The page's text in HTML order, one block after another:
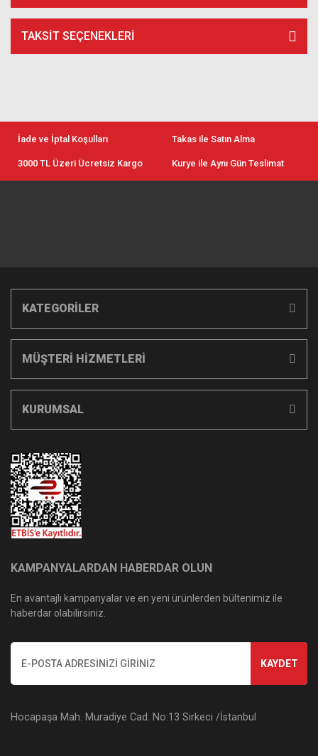
TAKSIT SEÇENEKLERI
İade ve İptal Koşulları Takas ile Satın Alma
3000 TL Üzeri Ücretsiz Kargo Kurye ile Aynı Gün Teslimat
KATEGORİLER
MÜŞTERİ HİZMETLERİ
KURUMSAL
KAMPANYALARDAN HABERDAR OLUN
En avantajlı kampanyalar ve en yeni ürünlerden bültenimiz ile
haberdar olabilirsiniz.
KAYDET
Hocapaşa Mah. Muradiye Cad. No:13 Sirkeci /İstanbul